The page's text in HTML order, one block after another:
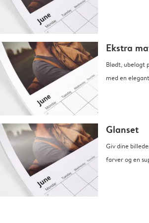
Ekstra
Blødt, ubelagt
med en
Glanset
Giv dine
farver og en